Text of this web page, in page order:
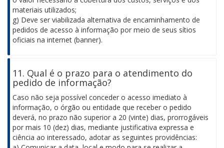
materiais utilizados;
g) Deve ser viabilizada alternativa de encaminhamento de
pedidos de acesso à informação por meio de seus sítios
oficiais na internet (banner).
11. Qual é o prazo para o atendimento do
pedido de informação?
Caso não seja possível conceder o acesso imediato à
informação, o órgão ou entidade que receber o pedido
deverá, no prazo não superior a 20 (vinte) dias, prorrogáveis
por mais 10 (dez) dias, mediante justificativa expressa e
ciência ao interessado, adotar as seguintes providências: